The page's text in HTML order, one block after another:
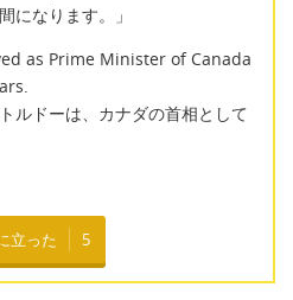
になります。」
as Prime Minister of Canada
ルドーは、カナダの首相として
立った 5